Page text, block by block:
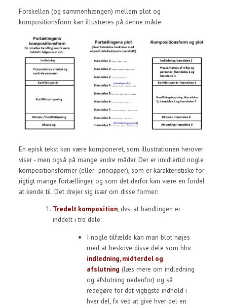
Forskellen (og sammenhængen) mellem plot og
kompositionsform kan illustreres på denne måde:
En episk tekst kan være komponeret, som illustrationen herover
viser - men også på mange andre måder. Der er imidlertid nogle
kompositionsformer (eller -principper), som er karakteristiske for
rigtigt mange fortællinger, og som det derfor kan være en fordel
at kende til. Det drejer sig især om disse former:
Tredelt komposition, dvs. at handlingen er
inddelt i tre dele:
I nogle tilfælde kan man blot nøjes
med at beskrive disse dele som hhv.
indledning, midterdel og
afslutning (læs mere om indledning
og afslutning nedenfor) og så
redegøre for det vigtigste indhold i
hver del, fx ved at give hver del en